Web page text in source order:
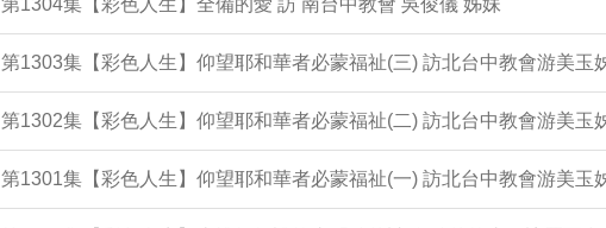
第1304集【彩色人生】全備的愛 訪 南台中教會 吳俊儀 姊妹
第1303集【彩色人生】仰望耶和華者必蒙福祉(三) 訪北台中教會游美玉
第1302集【彩色人生】仰望耶和華者必蒙福祉(二) 訪北台中教會游美玉
第1301集【彩色人生】仰望耶和華者必蒙福祉(一) 訪北台中教會游美玉